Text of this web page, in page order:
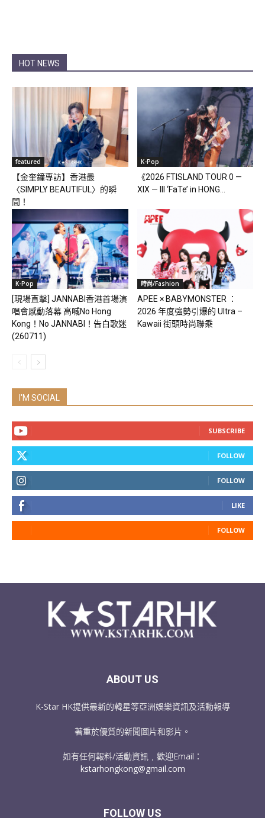
HOT NEWS
featured
【金奎鐘專訪】香港最
〈SIMPLY BEAUTIFUL〉的瞬
間！
K-Pop
《2026 FTISLAND TOUR 0 —
XIX — III ‘FaTe’ in HONG...
K-Pop
[現場直擊] JANNABI香港首場演
唱會感動落幕 高喊No Hong
Kong！No JANNABI！告白歌迷
(260711)
時尚/Fashion
APEE × BABYMONSTER ：
2026 年度強勢引爆的 Ultra –
Kawaii 街頭時尚聯乘
I'M SOCIAL
SUBSCRIBE
FOLLOW
FOLLOW
LIKE
FOLLOW
ABOUT US
K-Star HK提供最新的韓星等亞洲娛樂資訊及活動報導
著重於優質的新聞圖片和影片。
如有任何報料/活動資訊﹐歡迎Email：
kstarhongkong@gmail.com
FOLLOW US